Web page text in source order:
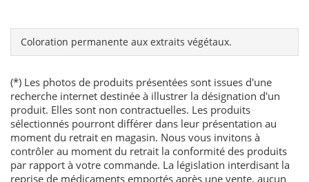
Coloration permanente aux extraits végétaux.
(*) Les photos de produits présentées sont issues d'une
recherche internet destinée à illustrer la désignation d'un
produit. Elles sont non contractuelles. Les produits
sélectionnés pourront différer dans leur présentation au
moment du retrait en magasin. Nous vous invitons à
contrôler au moment du retrait la conformité des produits
par rapport à votre commande. La législation interdisant la
reprise de médicaments emportés après une vente, aucun